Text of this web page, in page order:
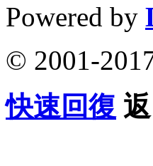
Powered by
© 2001-
快速回復